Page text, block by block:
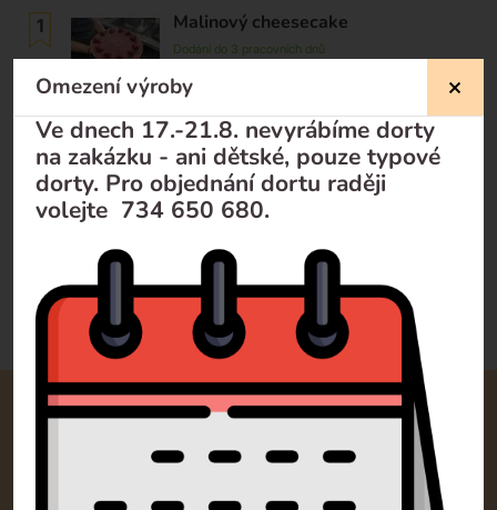
Malinový cheesecake
Dodání do 3 pracovních dnů
Toffifee cheesecake
Dodání do 3 pracovních dnů
Doporučujeme Od nejlevnějšího Od nejdražšího
Omezení výroby
Ve dnech 17.-21.8. nevyrábíme dorty
na zakázku - ani dětské, pouze typové
dorty. Pro objednání dortu raději
volejte 734 650 680.